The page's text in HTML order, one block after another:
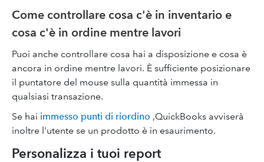
Come controllare cosa c'è in inventario e
cosa c'è in ordine mentre lavori
Puoi anche controllare cosa hai a disposizione e cosa è
ancora in ordine mentre lavori. È sufficiente posizionare
il puntatore del mouse sulla quantità immessa in
qualsiasi transazione.
Se hai immesso punti di riordino ,QuickBooks avviserà
inoltre l'utente se un prodotto è in esaurimento.
Personalizza i tuoi report